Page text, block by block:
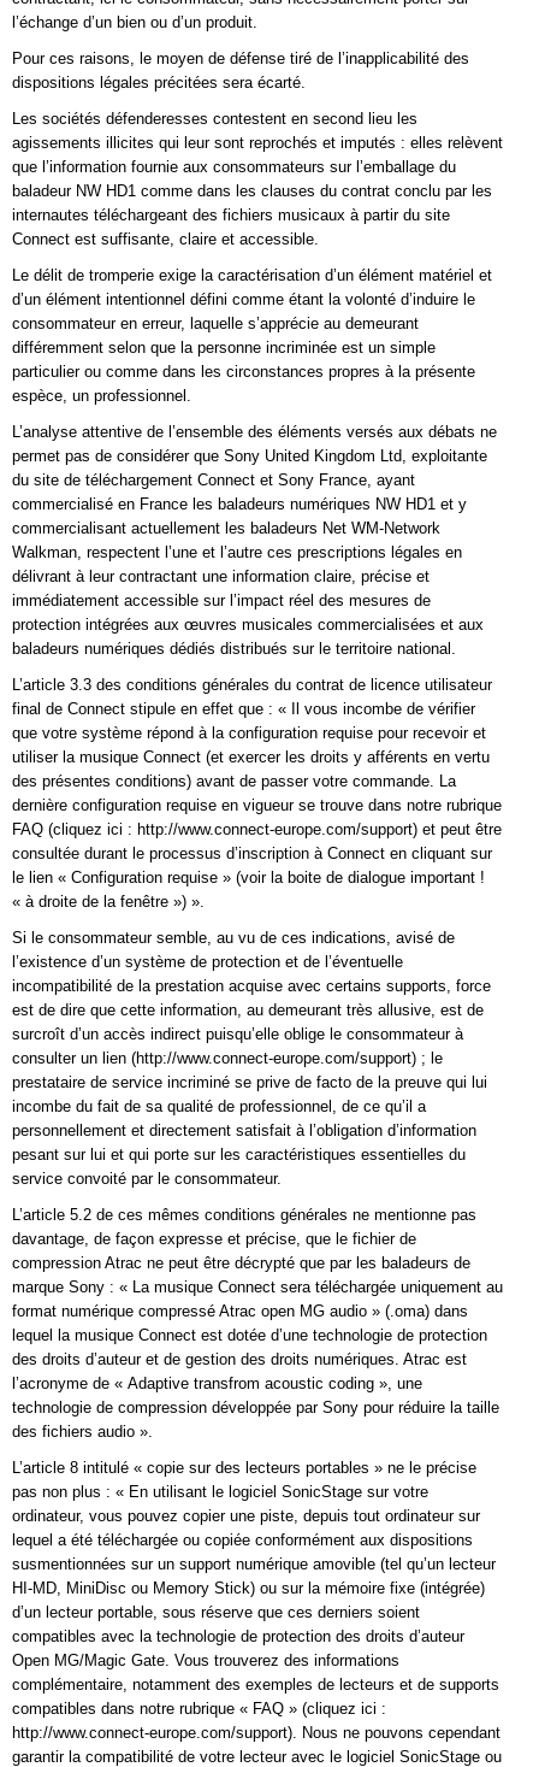
l’échange d’un bien ou d’un produit.
Pour ces raisons, le moyen de défense tiré de l’inapplicabilité des
dispositions légales précitées sera écarté.
Les sociétés défenderesses contestent en second lieu les
agissements illicites qui leur sont reprochés et imputés : elles relèvent
que l’information fournie aux consommateurs sur l’emballage du
baladeur NW HD1 comme dans les clauses du contrat conclu par les
internautes téléchargeant des fichiers musicaux à partir du site
Connect est suffisante, claire et accessible.
Le délit de tromperie exige la caractérisation d’un élément matériel et
d’un élément intentionnel défini comme étant la volonté d’induire le
consommateur en erreur, laquelle s’apprécie au demeurant
différemment selon que la personne incriminée est un simple
particulier ou comme dans les circonstances propres à la présente
espèce, un professionnel.
L’analyse attentive de l’ensemble des éléments versés aux débats ne
permet pas de considérer que Sony United Kingdom Ltd, exploitante
du site de téléchargement Connect et Sony France, ayant
commercialisé en France les baladeurs numériques NW HD1 et y
commercialisant actuellement les baladeurs Net WM-Network
Walkman, respectent l’une et l’autre ces prescriptions légales en
délivrant à leur contractant une information claire, précise et
immédiatement accessible sur l’impact réel des mesures de
protection intégrées aux œuvres musicales commercialisées et aux
baladeurs numériques dédiés distribués sur le territoire national.
L’article 3.3 des conditions générales du contrat de licence utilisateur
final de Connect stipule en effet que : « Il vous incombe de vérifier
que votre système répond à la configuration requise pour recevoir et
utiliser la musique Connect (et exercer les droits y afférents en vertu
des présentes conditions) avant de passer votre commande. La
dernière configuration requise en vigueur se trouve dans notre rubrique
FAQ (cliquez ici : http://www.connect-europe.com/support) et peut être
consultée durant le processus d’inscription à Connect en cliquant sur
le lien « Configuration requise » (voir la boite de dialogue important !
« à droite de la fenêtre ») ».
Si le consommateur semble, au vu de ces indications, avisé de
l’existence d’un système de protection et de l’éventuelle
incompatibilité de la prestation acquise avec certains supports, force
est de dire que cette information, au demeurant très allusive, est de
surcroît d’un accès indirect puisqu’elle oblige le consommateur à
consulter un lien (http://www.connect-europe.com/support) ; le
prestataire de service incriminé se prive de facto de la preuve qui lui
incombe du fait de sa qualité de professionnel, de ce qu’il a
personnellement et directement satisfait à l’obligation d’information
pesant sur lui et qui porte sur les caractéristiques essentielles du
service convoité par le consommateur.
L’article 5.2 de ces mêmes conditions générales ne mentionne pas
davantage, de façon expresse et précise, que le fichier de
compression Atrac ne peut être décrypté que par les baladeurs de
marque Sony : « La musique Connect sera téléchargée uniquement au
format numérique compressé Atrac open MG audio » (.oma) dans
lequel la musique Connect est dotée d’une technologie de protection
des droits d’auteur et de gestion des droits numériques. Atrac est
l’acronyme de « Adaptive transfrom acoustic coding », une
technologie de compression développée par Sony pour réduire la taille
des fichiers audio ».
L’article 8 intitulé « copie sur des lecteurs portables » ne le précise
pas non plus : « En utilisant le logiciel SonicStage sur votre
ordinateur, vous pouvez copier une piste, depuis tout ordinateur sur
lequel a été téléchargée ou copiée conformément aux dispositions
susmentionnées sur un support numérique amovible (tel qu’un lecteur
HI-MD, MiniDisc ou Memory Stick) ou sur la mémoire fixe (intégrée)
d’un lecteur portable, sous réserve que ces derniers soient
compatibles avec la technologie de protection des droits d’auteur
Open MG/Magic Gate. Vous trouverez des informations
complémentaire, notamment des exemples de lecteurs et de supports
compatibles dans notre rubrique « FAQ » (cliquez ici :
http://www.connect-europe.com/support). Nous ne pouvons cependant
garantir la compatibilité de votre lecteur avec le logiciel SonicStage ou